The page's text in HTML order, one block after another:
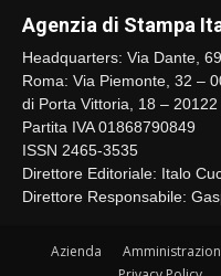
Agenzia di Stampa
Headquarters: Via Dante,
Roma: Via Piemonte, 32 –
di Porta Vittoria, 18 – 20122
Partita IVA 01868790849
ISSN 2465-3535
Direttore Editoriale: Italo
Direttore Responsabile:
Azienda